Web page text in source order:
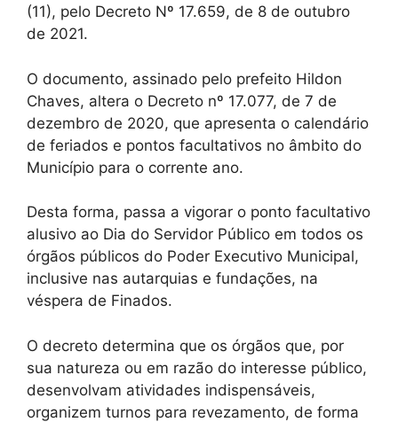
(11), pelo Decreto Nº 17.659, de 8 de outubro
de 2021.
O documento, assinado pelo prefeito Hildon
Chaves, altera o Decreto nº 17.077, de 7 de
dezembro de 2020, que apresenta o calendário
de feriados e pontos facultativos no âmbito do
Município para o corrente ano.
Desta forma, passa a vigorar o ponto facultativo
alusivo ao Dia do Servidor Público em todos os
órgãos públicos do Poder Executivo Municipal,
inclusive nas autarquias e fundações, na
véspera de Finados.
O decreto determina que os órgãos que, por
sua natureza ou em razão do interesse público,
desenvolvam atividades indispensáveis,
organizem turnos para revezamento, de forma